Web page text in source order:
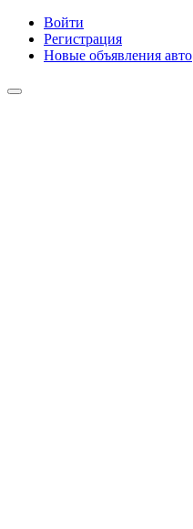
Войти
Регистрация
Новые объявления авто